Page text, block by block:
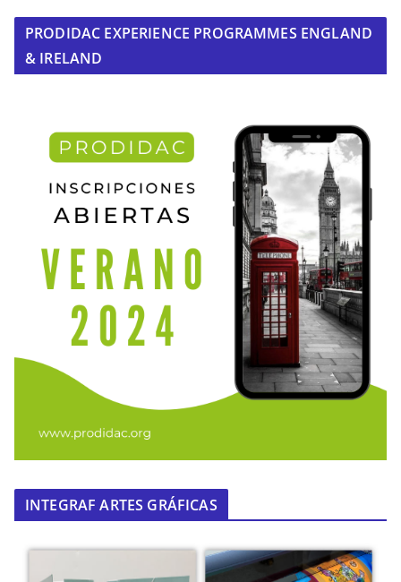
PRODIDAC EXPERIENCE PROGRAMMES ENGLAND
& IRELAND
INTEGRAF ARTES GRÁFICAS